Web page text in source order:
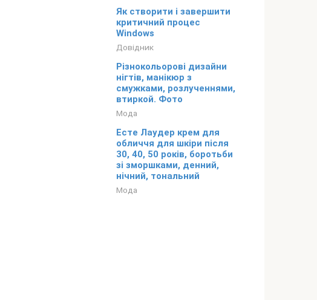
Як створити і завершити
критичний процес
Windows
Довідник
Різнокольорові дизайни
нігтів, манікюр з
смужками, розлученнями,
втиркой. Фото
Мода
Есте Лаудер крем для
обличчя для шкіри після
30, 40, 50 років, боротьби
зі зморшками, денний,
нічний, тональний
Мода